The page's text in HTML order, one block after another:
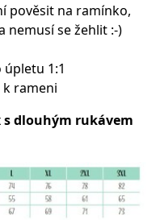
pověsit na ramínko,
nemusí se žehlit :-)
1:1
rameni
dlouhým rukávem